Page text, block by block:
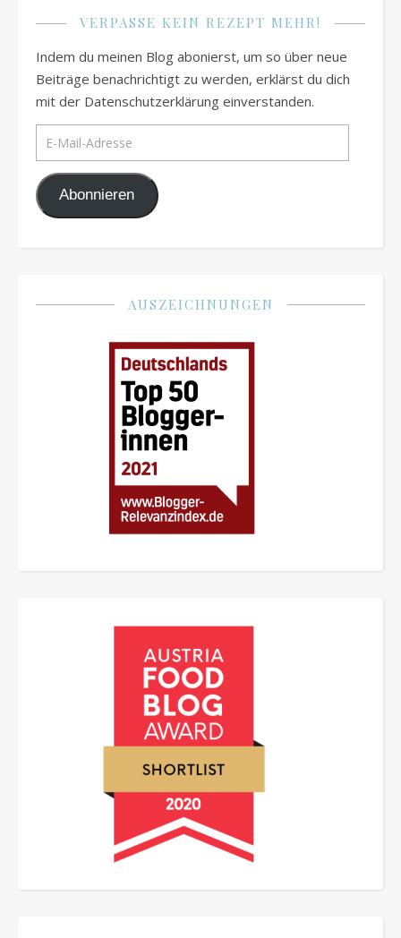
VERPASSE KEIN REZEPT MEHR!
Indem du meinen Blog abonierst, um so über neue
Beiträge benachrichtigt zu werden, erklärst du dich
mit der Datenschutzerklärung einverstanden.
E-Mail-Adresse
Abonnieren
AUSZEICHNUNGEN